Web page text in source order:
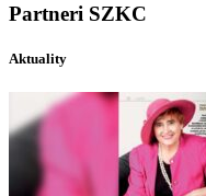
Partneri SZKC
Aktuality